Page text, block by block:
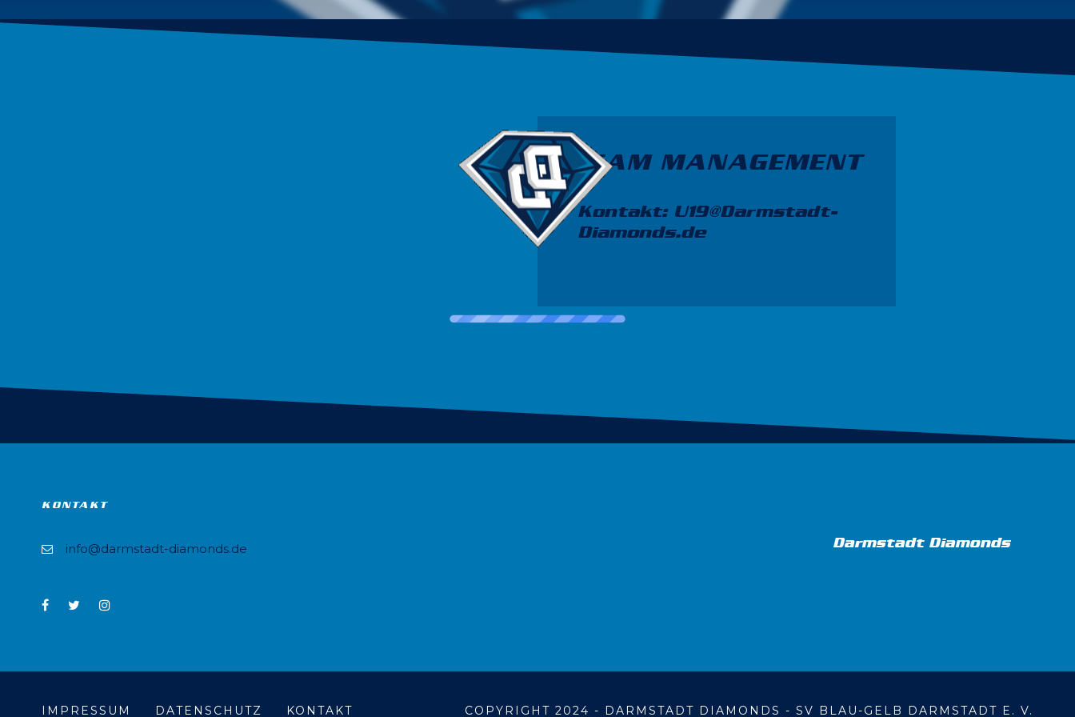
TEAM MANAGEMENT
Kontakt: U19@Darmstadt-
Diamonds.de
KONTAKT
info@darmstadt-diamonds.de Darmstadt Diamonds
IMPRESSUM DATENSCHUTZ KONTAKT COPYRIGHT 2024 - DARMSTADT DIAMONDS - SV BLAU-GELB DARMSTADT E. V.